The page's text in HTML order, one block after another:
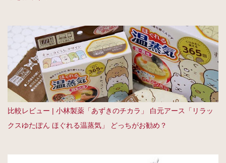
比較レビュー | 小林製薬「あずきのチカラ」 白元アース「リラッ
クスゆたぽん ほぐれる温蒸気」 どっちがお勧め？